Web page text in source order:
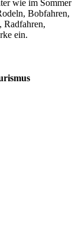
wie im Sommer
Bobfahren,
Radfahren,
ein.